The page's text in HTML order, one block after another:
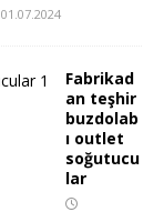
01.07.2024
Fabrikad
an teşhir
buzdolab
ı outlet
soğutucu
lar